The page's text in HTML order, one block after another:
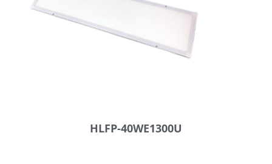
HLFP-40WE1300U